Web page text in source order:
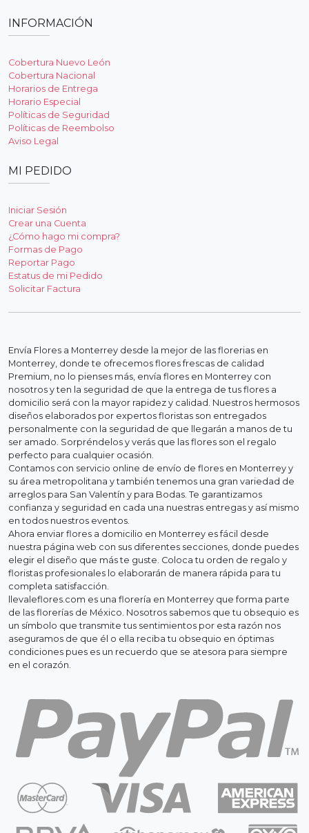
INFORMACIÓN
Cobertura Nuevo León
Cobertura Nacional
Horarios de Entrega
Horario Especial
Políticas de Seguridad
Políticas de Reembolso
Aviso Legal
MI PEDIDO
Iniciar Sesión
Crear una Cuenta
¿Cómo hago mi compra?
Formas de Pago
Reportar Pago
Estatus de mi Pedido
Solicitar Factura
Envía Flores a Monterrey desde la mejor de las florerias en
Monterrey, donde te ofrecemos flores frescas de calidad
Premium, no lo pienses más, envía flores en Monterrey con
nosotros y ten la seguridad de que la entrega de tus flores a
domicilio será con la mayor rapidez y calidad. Nuestros hermosos
diseños elaborados por expertos floristas son entregados
personalmente con la seguridad de que llegarán a manos de tu
ser amado. Sorpréndelos y verás que las flores son el regalo
perfecto para cualquier ocasión.
Contamos con servicio online de envío de flores en Monterrey y
su área metropolitana y también tenemos una gran variedad de
arreglos para San Valentín y para Bodas. Te garantizamos
confianza y seguridad en cada una nuestras entregas y así mismo
en todos nuestros eventos.
Ahora enviar flores a domicilio en Monterrey es fácil desde
nuestra página web con sus diferentes secciones, donde puedes
elegir el diseño que más te guste. Coloca tu orden de regalo y
floristas profesionales lo elaborarán de manera rápida para tu
completa satisfacción.
llevaleflores.com es una florería en Monterrey que forma parte
de las florerías de México. Nosotros sabemos que tu obsequio es
un símbolo que transmite tus sentimientos por esta razón nos
aseguramos de que él o ella reciba tu obsequio en óptimas
condiciones pues es un recuerdo que se atesora para siempre
en el corazón.